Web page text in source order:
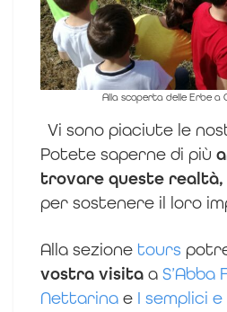
Alla scoperta delle Erbe a
Vi sono piaciute le
Potete saperne di più
trovare queste realtà,
per sostenere il loro
Alla sezione tours
vostra visita a S’Abba
Nettarina e I semplici